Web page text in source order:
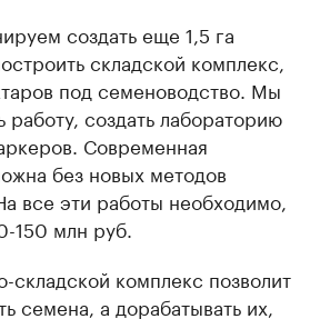
создать еще 1,5 га
складской комплекс,
под семеноводство. Мы
создать лабораторию
Современная
без новых методов
все эти работы необходимо,
150 млн руб.
складской комплекс позволит
семена, а дорабатывать их,